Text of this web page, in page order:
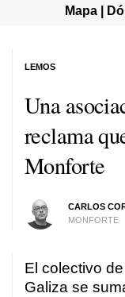
Mapa |
Una
reclama
Monforte
CARLOS
MONFORTE
LEMOS
El colectivo
Galiza se